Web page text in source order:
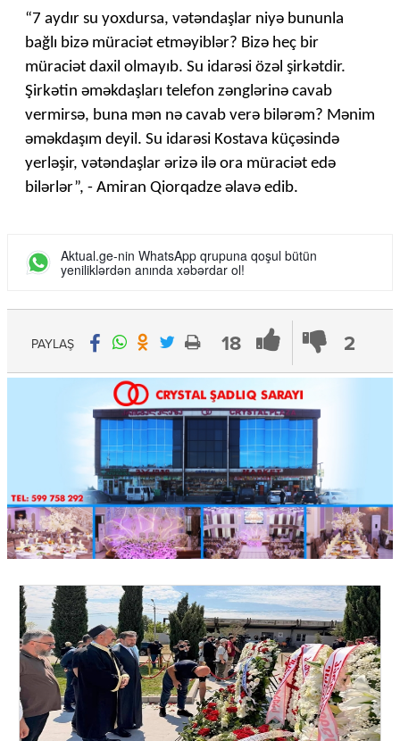
“7 aydır su yoxdursa, vətəndaşlar niyə bununla
bağlı bizə müraciət etməyiblər? Bizə heç bir
müraciət daxil olmayıb. Su idarəsi özəl şirkətdir.
Şirkətin əməkdaşları telefon zənglərinə cavab
vermirsə, buna mən nə cavab verə bilərəm? Mənim
əməkdaşım deyil. Su idarəsi Kostava küçəsində
yerləşir, vətəndaşlar ərizə ilə ora müraciət edə
bilərlər”, - Amiran Qiorqadze əlavə edib.
Aktual.ge-nin WhatsApp qrupuna qoşul bütün
yeniliklərdən anında xəbərdar ol!
18 2
PAYLAŞ